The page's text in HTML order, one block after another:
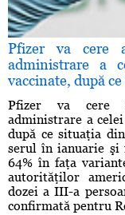
Pfizer va cere
administrare a
vaccinate, după
Pfizer va cere
administrare a
după ce situaţia
serul în ianuarie şi
64% în faţa
autorităţilor
dozei a III-a
confirmată pentru